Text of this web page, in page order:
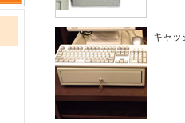
キャッ